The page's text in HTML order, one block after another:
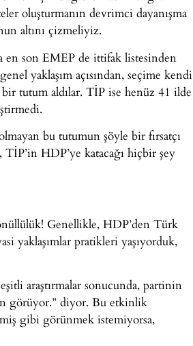
oluşturmanın devrimci dayanışma
altını çizmeliyiz.
en son EMEP de ittifak listesinden
yaklaşım açısından, seçime kendi
tutum aldılar. TİP ise henüz 41 ilde
bu tutumun şöyle bir fırsatçı
TİP’in HDP’ye katacağı hiçbir şey
Genellikle, HDP’den Türk
yaklaşımlar pratikleri yaşıyorduk,
araştırmalar sonucunda, partinin
görüyor.” diyor. Bu etkinlik
gibi görünmek istemiyorsa,